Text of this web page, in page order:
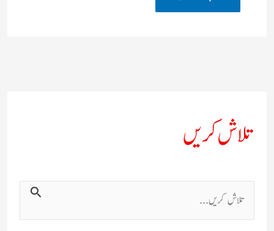
تلاش کریں
ل